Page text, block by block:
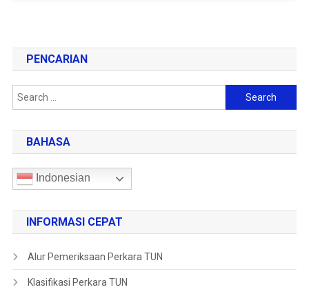
PENCARIAN
BAHASA
Indonesian
INFORMASI CEPAT
Alur Pemeriksaan Perkara TUN
Klasifikasi Perkara TUN